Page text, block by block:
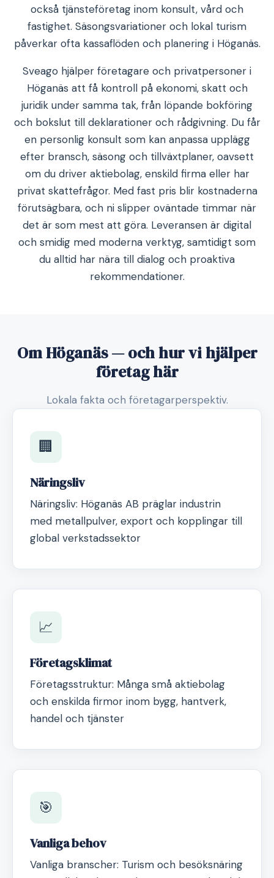
också tjänsteföretag inom konsult, vård och
fastighet. Säsongsvariationer och lokal turism
påverkar ofta kassaflöden och planering i Höganäs.
Sveago hjälper företagare och privatpersoner i
Höganäs att få kontroll på ekonomi, skatt och
juridik under samma tak, från löpande bokföring
och bokslut till deklarationer och rådgivning. Du får
en personlig konsult som kan anpassa upplägg
efter bransch, säsong och tillväxtplaner, oavsett
om du driver aktiebolag, enskild firma eller har
privat skattefrågor. Med fast pris blir kostnaderna
förutsägbara, och ni slipper oväntade timmar när
det är som mest att göra. Leveransen är digital
och smidig med moderna verktyg, samtidigt som
du alltid har nära till dialog och proaktiva
rekommendationer.
Om Höganäs — och hur vi hjälper
företag här
Lokala fakta och företagarperspektiv.
🏢
Näringsliv
Näringsliv: Höganäs AB präglar industrin
med metallpulver, export och kopplingar till
global verkstadssektor
📈
Företagsklimat
Företagsstruktur: Många små aktiebolag
och enskilda firmor inom bygg, hantverk,
handel och tjänster
🎯
Vanliga behov
Vanliga branscher: Turism och besöksnäring